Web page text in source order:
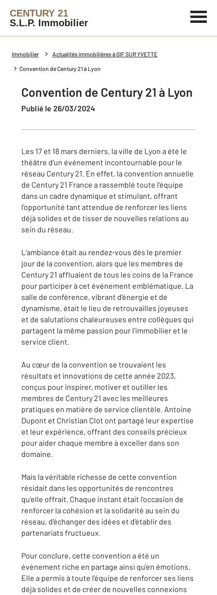
CENTURY 21
S.L.P. Immobilier
Immobilier Actualités immobilières à GIF SUR YVETTE
Convention de Century 21 à Lyon
Convention de Century 21 à Lyon
Publié le 26/03/2024
Les 17 et 18 mars derniers, la ville de Lyon a été le
théâtre d'un événement incontournable pour le
réseau Century 21. En effet, la convention annuelle
de Century 21 France a rassemblé toute l'équipe
dans un cadre dynamique et stimulant, offrant
l'opportunité tant attendue de renforcer les liens
déjà solides et de tisser de nouvelles relations au
sein du réseau.
L’ambiance était au rendez-vous dès le premier
jour de la convention, alors que les membres de
Century 21 affluaient de tous les coins de la France
pour participer à cet événement emblématique. La
salle de conférence, vibrant d'énergie et de
dynamisme, était le lieu de retrouvailles joyeuses
et de salutations chaleureuses entre collègues qui
partagent la même passion pour l'immobilier et le
service client.
Au cœur de la convention se trouvaient les
résultats et innovations de cette année 2023,
conçus pour inspirer, motiver et outiller les
membres de Century 21 avec les meilleures
pratiques en matière de service clientèle. Antoine
Dupont et Christian Clot ont partagé leur expertise
et leur expérience, offrant des conseils précieux
pour aider chaque membre à exceller dans son
domaine.
Mais la véritable richesse de cette convention
résidait dans les opportunités de rencontres
qu'elle offrait. Chaque instant était l'occasion de
renforcer la cohésion et la solidarité au sein du
réseau, d'échanger des idées et d'établir des
partenariats fructueux.
Pour conclure, cette convention a été un
évènement riche en partage ainsi qu’en émotions.
Elle a permis à toute l'équipe de renforcer ses liens
déjà solides et de créer de nouvelles connexions